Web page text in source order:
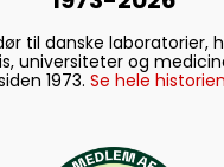
til danske laboratorier,
universiteter og
1973. Se hele